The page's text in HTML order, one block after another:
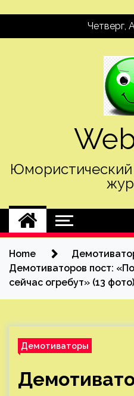
Четверг,
Юмористический
Home
Демотиваторов пост:
сейчас огребут» (13 фото)
Демотиваторы